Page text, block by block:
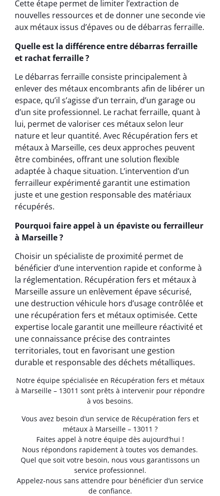
Cette étape permet de limiter l’extraction de
nouvelles ressources et de donner une seconde vie
aux métaux issus d’épaves ou de débarras ferraille.
Quelle est la différence entre débarras ferraille
et rachat ferraille ?
Le débarras ferraille consiste principalement à
enlever des métaux encombrants afin de libérer un
espace, qu’il s’agisse d’un terrain, d’un garage ou
d’un site professionnel. Le rachat ferraille, quant à
lui, permet de valoriser ces métaux selon leur
nature et leur quantité. Avec Récupération fers et
métaux à Marseille, ces deux approches peuvent
être combinées, offrant une solution flexible
adaptée à chaque situation. L’intervention d’un
ferrailleur expérimenté garantit une estimation
juste et une gestion responsable des matériaux
récupérés.
Pourquoi faire appel à un épaviste ou ferrailleur
à Marseille ?
Choisir un spécialiste de proximité permet de
bénéficier d’une intervention rapide et conforme à
la réglementation. Récupération fers et métaux à
Marseille assure un enlèvement épave sécurisé,
une destruction véhicule hors d’usage contrôlée et
une récupération fers et métaux optimisée. Cette
expertise locale garantit une meilleure réactivité et
une connaissance précise des contraintes
territoriales, tout en favorisant une gestion
durable et responsable des déchets métalliques.
Notre équipe spécialisée en Récupération fers et métaux
à Marseille – 13011 sont prêts à intervenir pour répondre
à vos besoins.
Vous avez besoin d’un service de Récupération fers et
métaux à Marseille – 13011 ?
Faites appel à notre équipe dès aujourd’hui !
Nous répondons rapidement à toutes vos demandes.
Quel que soit votre besoin, nous vous garantissons un
service professionnel.
Appelez-nous sans attendre pour bénéficier d’un service
de confiance.